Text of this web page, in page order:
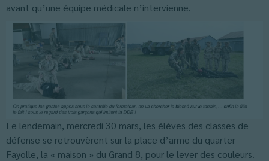
avant qu’une équipe médicale n’intervienne.
Le lendemain, mercredi 30 mars, les élèves des classes de
défense se retrouvèrent sur la place d’arme du quarter
Fayolle, la « maison » du Grand 8, pour le lever des couleurs.